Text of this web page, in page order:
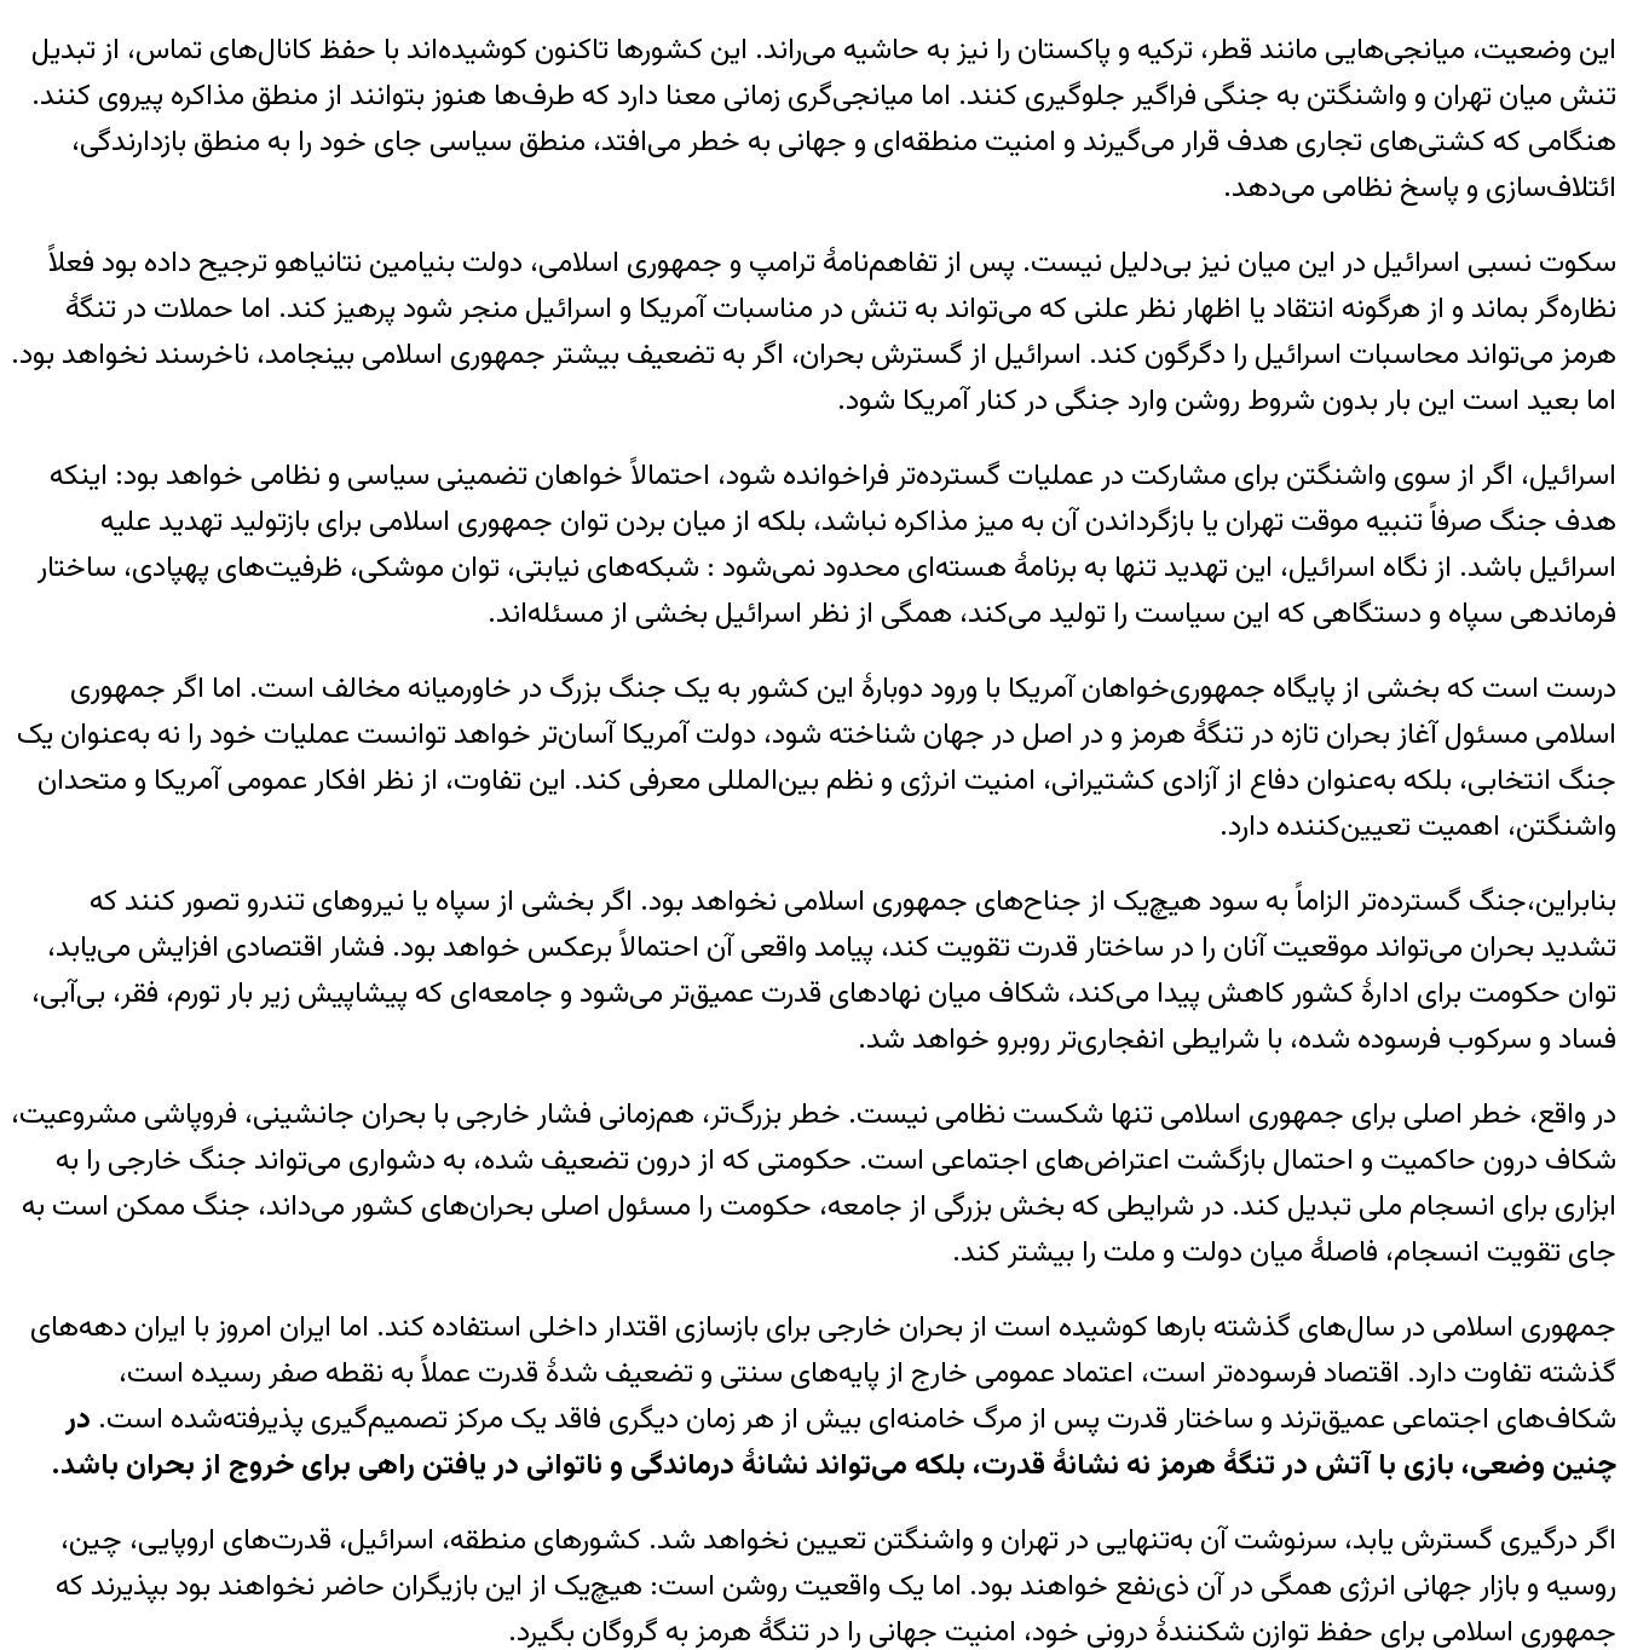
این وضعیت، میانجی‌هایی مانند قطر، ترکیه و پاکستان را نیز به حاشیه می‌راند. این کشورها تاکنون کوشیده‌اند با حفظ کانال‌های تماس، از تبدیل
تنش میان تهران و واشنگتن به جنگی فراگیر جلوگیری کنند. اما میانجی‌گری زمانی معنا دارد که طرف‌ها هنوز بتوانند از منطق مذاکره پیروی کنند.
هنگامی که کشتی‌های تجاری هدف قرار می‌گیرند و امنیت منطقه‌ای و جهانی به خطر می‌افتد، منطق سیاسی جای خود را به منطق بازدارندگی،
ائتلاف‌سازی و پاسخ نظامی می‌دهد.
سکوت نسبی اسرائیل در این میان نیز بی‌دلیل نیست. پس از تفاهم‌نامهٔ ترامپ و جمهوری اسلامی، دولت بنیامین نتانیاهو ترجیح داده بود فعلاً
نظاره‌گر بماند و از هرگونه انتقاد یا اظهار نظر علنی که می‌تواند به تنش در مناسبات آمریکا و اسرائیل منجر شود پرهیز کند. اما حملات در تنگهٔ
هرمز می‌تواند محاسبات اسرائیل را دگرگون کند. اسرائیل از گسترش بحران، اگر به تضعیف بیشتر جمهوری اسلامی بینجامد، ناخرسند نخواهد بود.
اما بعید است این بار بدون شروط روشن وارد جنگی در کنار آمریکا شود.
اسرائیل، اگر از سوی واشنگتن برای مشارکت در عملیات گسترده‌تر فراخوانده شود، احتمالاً خواهان تضمینی سیاسی و نظامی خواهد بود: اینکه
هدف جنگ صرفاً تنبیه موقت تهران یا بازگرداندن آن به میز مذاکره نباشد، بلکه از میان بردن توان جمهوری اسلامی برای بازتولید تهدید علیه
اسرائیل باشد. از نگاه اسرائیل، این تهدید تنها به برنامهٔ هسته‌ای محدود نمی‌شود : شبکه‌های نیابتی، توان موشکی، ظرفیت‌های پهپادی، ساختار
فرماندهی سپاه و دستگاهی که این سیاست را تولید می‌کند، همگی از نظر اسرائیل بخشی از مسئله‌اند.
درست است که بخشی از پایگاه جمهوری‌خواهان آمریکا با ورود دوبارهٔ این کشور به یک جنگ بزرگ در خاورمیانه مخالف است. اما اگر جمهوری
اسلامی مسئول آغاز بحران تازه در تنگهٔ هرمز و در اصل در جهان شناخته شود، دولت آمریکا آسان‌تر خواهد توانست عملیات خود را نه به‌عنوان یک
جنگ انتخابی، بلکه به‌عنوان دفاع از آزادی کشتیرانی، امنیت انرژی و نظم بین‌المللی معرفی کند. این تفاوت، از نظر افکار عمومی آمریکا و متحدان
واشنگتن، اهمیت تعیین‌کننده دارد.
بنابراین،جنگ گسترده‌تر الزاماً به سود هیچ‌یک از جناح‌های جمهوری اسلامی نخواهد بود. اگر بخشی از سپاه یا نیروهای تندرو تصور کنند که
تشدید بحران می‌تواند موقعیت آنان را در ساختار قدرت تقویت کند، پیامد واقعی آن احتمالاً برعکس خواهد بود. فشار اقتصادی افزایش می‌یابد،
توان حکومت برای ادارهٔ کشور کاهش پیدا می‌کند، شکاف میان نهادهای قدرت عمیق‌تر می‌شود و جامعه‌ای که پیشاپیش زیر بار تورم، فقر، بی‌آبی،
فساد و سرکوب فرسوده شده، با شرایطی انفجاری‌تر روبرو خواهد شد.
در واقع، خطر اصلی برای جمهوری اسلامی تنها شکست نظامی نیست. خطر بزرگ‌تر، هم‌زمانی فشار خارجی با بحران جانشینی، فروپاشی مشروعیت،
شکاف درون حاکمیت و احتمال بازگشت اعتراض‌های اجتماعی است. حکومتی که از درون تضعیف شده، به دشواری می‌تواند جنگ خارجی را به
ابزاری برای انسجام ملی تبدیل کند. در شرایطی که بخش بزرگی از جامعه، حکومت را مسئول اصلی بحران‌های کشور می‌داند، جنگ ممکن است به
جای تقویت انسجام، فاصلهٔ میان دولت و ملت را بیشتر کند.
جمهوری اسلامی در سال‌های گذشته بارها کوشیده است از بحران خارجی برای بازسازی اقتدار داخلی استفاده کند. اما ایران امروز با ایران دهه‌های
گذشته تفاوت دارد. اقتصاد فرسوده‌تر است، اعتماد عمومی خارج از پایه‌های سنتی و تضعیف شدۀ قدرت عملاً به نقطه صفر رسیده است،
شکاف‌های اجتماعی عمیق‌ترند و ساختار قدرت پس از مرگ خامنه‌ای بیش از هر زمان دیگری فاقد یک مرکز تصمیم‌گیری پذیرفته‌شده است. در
چنین وضعی، بازی با آتش در تنگهٔ هرمز نه نشانهٔ قدرت، بلکه می‌تواند نشانهٔ درماندگی و ناتوانی در یافتن راهی برای خروج از بحران باشد.
اگر درگیری گسترش یابد، سرنوشت آن به‌تنهایی در تهران و واشنگتن تعیین نخواهد شد. کشورهای منطقه، اسرائیل، قدرت‌های اروپایی، چین،
روسیه و بازار جهانی انرژی همگی در آن ذی‌نفع‌ خواهند بود. اما یک واقعیت روشن است: هیچ‌یک از این بازیگران حاضر نخواهند بود بپذیرند که
جمهوری اسلامی برای حفظ توازن شکنندهٔ درونی خود، امنیت جهانی را در تنگهٔ هرمز به گروگان بگیرد.